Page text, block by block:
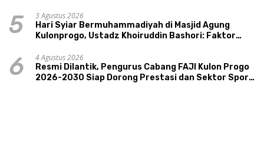
5
3 Agustus 2026
Hari Syiar Bermuhammadiyah di Masjid Agung
Kulonprogo, Ustadz Khoiruddin Bashori: Faktor
6
4 Agustus 2026
Resmi Dilantik, Pengurus Cabang FAJI Kulon Progo
2026-2030 Siap Dorong Prestasi dan Sektor Sport